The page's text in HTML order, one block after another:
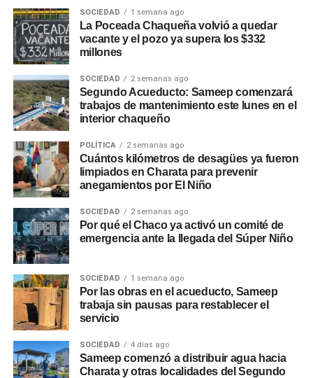
SOCIEDAD 1 semana ago
La Poceada Chaqueña volvió a quedar
vacante y el pozo ya supera los $332
millones
SOCIEDAD 2 semanas ago
Segundo Acueducto: Sameep comenzará
trabajos de mantenimiento este lunes en el
interior chaqueño
POLÍTICA 2 semanas ago
Cuántos kilómetros de desagües ya fueron
limpiados en Charata para prevenir
anegamientos por El Niño
SOCIEDAD 2 semanas ago
Por qué el Chaco ya activó un comité de
emergencia ante la llegada del Súper Niño
SOCIEDAD 1 semana ago
Por las obras en el acueducto, Sameep
trabaja sin pausas para restablecer el
servicio
SOCIEDAD 4 días ago
Sameep comenzó a distribuir agua hacia
Charata y otras localidades del Segundo